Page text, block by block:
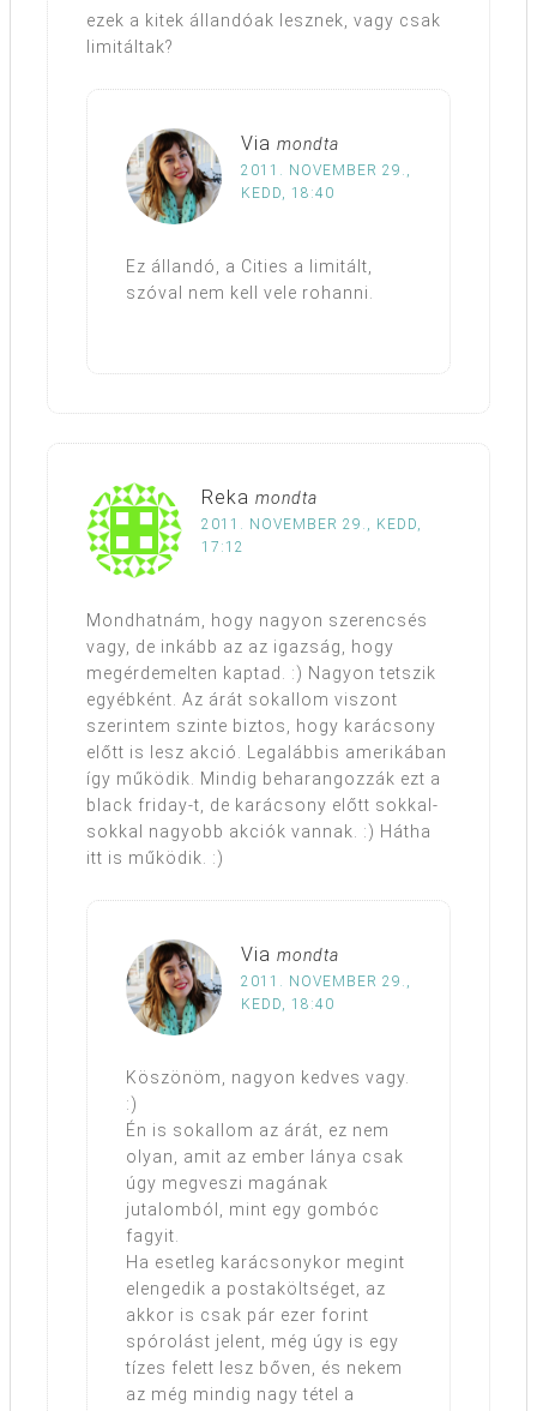
ezek a kitek állandóak lesznek, vagy csak
limitáltak?
Via mondta
2011. NOVEMBER 29.,
KEDD, 18:40
Ez állandó, a Cities a limitált,
szóval nem kell vele rohanni.
Reka mondta
2011. NOVEMBER 29., KEDD,
17:12
Mondhatnám, hogy nagyon szerencsés
vagy, de inkább az az igazság, hogy
megérdemelten kaptad. :) Nagyon tetszik
egyébként. Az árát sokallom viszont
szerintem szinte biztos, hogy karácsony
előtt is lesz akció. Legalábbis amerikában
így működik. Mindig beharangozzák ezt a
black friday-t, de karácsony előtt sokkal-
sokkal nagyobb akciók vannak. :) Hátha
itt is működik. :)
Via mondta
2011. NOVEMBER 29.,
KEDD, 18:40
Köszönöm, nagyon kedves vagy.
:)
Én is sokallom az árát, ez nem
olyan, amit az ember lánya csak
úgy megveszi magának
jutalomból, mint egy gombóc
fagyit.
Ha esetleg karácsonykor megint
elengedik a postaköltséget, az
akkor is csak pár ezer forint
spórolást jelent, még úgy is egy
tízes felett lesz bőven, és nekem
az még mindig nagy tétel a